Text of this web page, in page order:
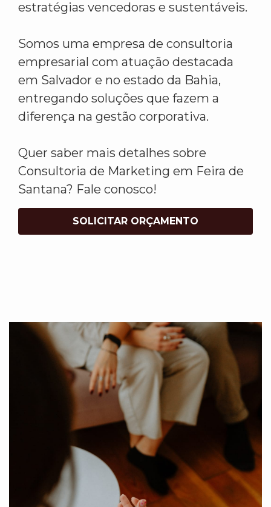
estratégias vencedoras e sustentáveis.
Somos uma empresa de consultoria
empresarial com atuação destacada
em Salvador e no estado da Bahia,
entregando soluções que fazem a
diferença na gestão corporativa.
Quer saber mais detalhes sobre
Consultoria de Marketing em Feira de
Santana? Fale conosco!
SOLICITAR ORÇAMENTO